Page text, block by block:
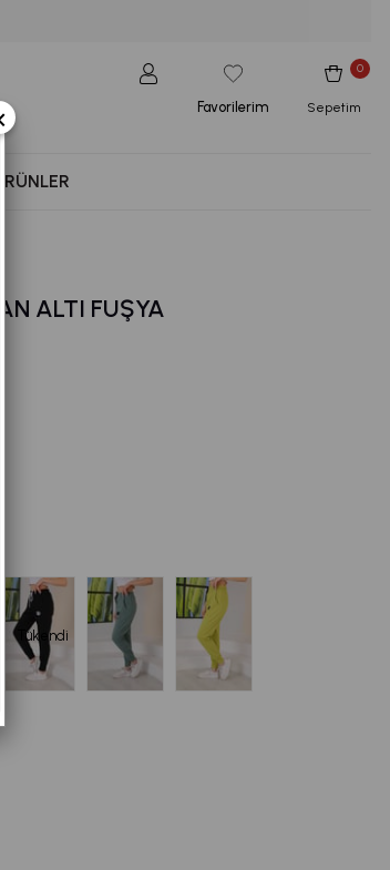
Sepetim
0
Favorilerim
ALTI FUŞYA
Tükendi